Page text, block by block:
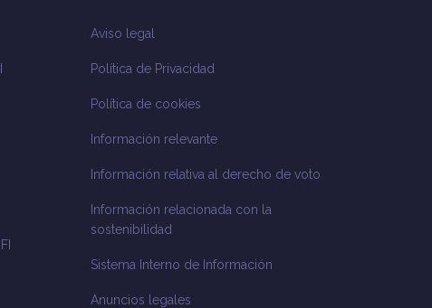
Aviso legal
Política de Privacidad
Política de cookies
Información relevante
Información relativa al derecho de voto
Información relacionada con la
sostenibilidad
Sistema Interno de Información
Anuncios legales